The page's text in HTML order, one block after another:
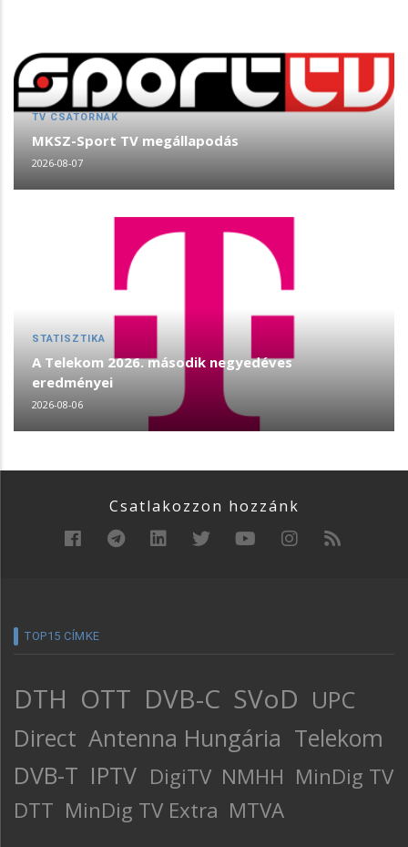
TV CSATORNÁK
MKSZ-Sport TV megállapodás
2026-08-07
STATISZTIKA
A Telekom 2026. második negyedéves
eredményei
2026-08-06
Csatlakozzon hozzánk
TOP15 CÍMKE
DTH OTT DVB-C SVoD UPC
Direct Antenna Hungária Telekom
DVB-T IPTV DigiTV NMHH MinDig TV
DTT MinDig TV Extra MTVA